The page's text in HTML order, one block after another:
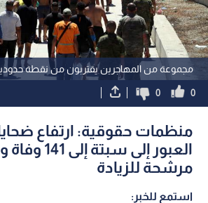
مجموعة من المهاجرين يقتربون من نقطة
0
0
منظمات حقوقية: ارتفاع
العبور إلى
مرشحة للزيادة
استمع للخبر: